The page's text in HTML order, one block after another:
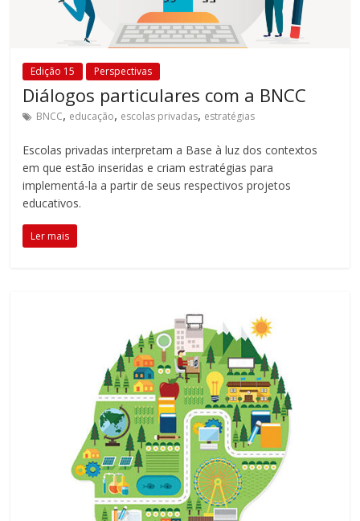
Edição 15 Perspectivas
Diálogos particulares com a BNCC
BNCC, educação, escolas privadas, estratégias
Escolas privadas interpretam a Base à luz dos contextos
em que estão inseridas e criam estratégias para
implementá-la a partir de seus respectivos projetos
educativos.
Ler mais